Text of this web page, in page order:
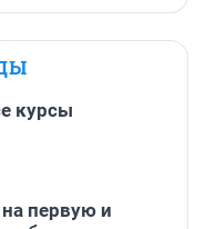
курсы
первую и